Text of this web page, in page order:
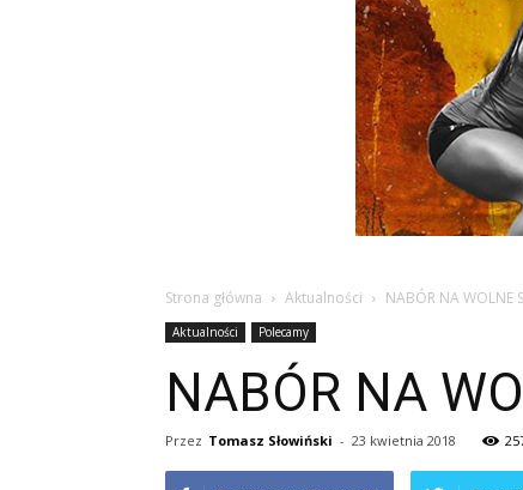
Strona główna Aktualności NABÓR NA WOLNE
Aktualności Polecamy
NABÓR NA
Przez Tomasz Słowiński - 23 kwietnia 2018